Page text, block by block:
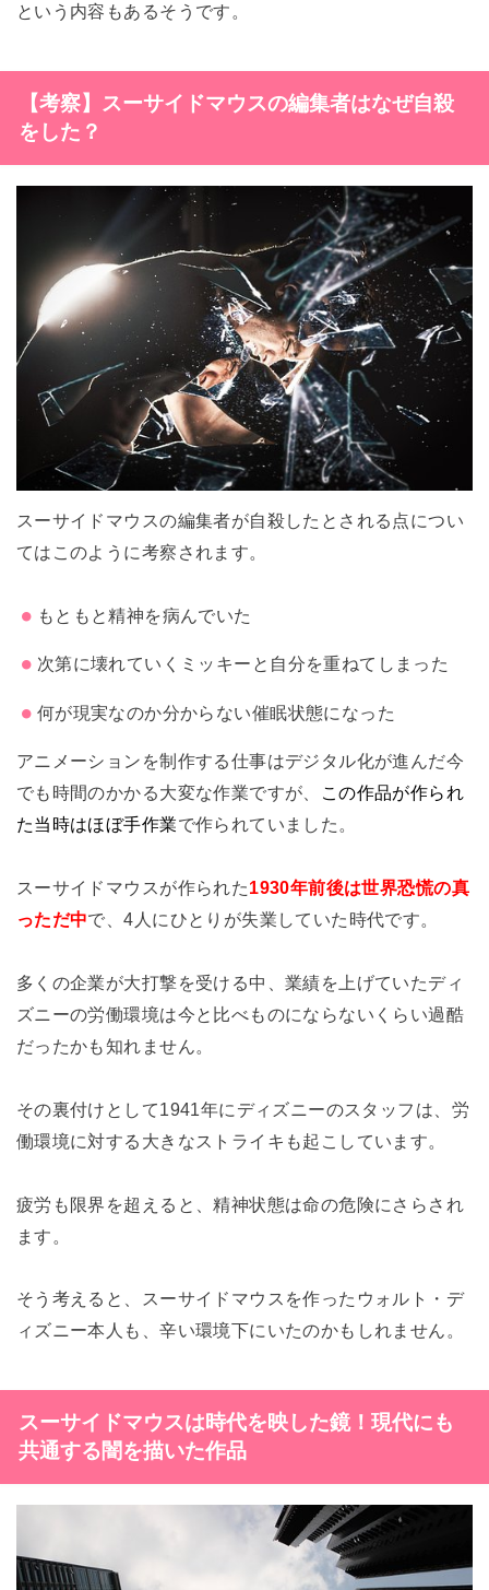
という内容もあるそうです。
【考察】スーサイドマウスの編集者はなぜ自殺
をした？
スーサイドマウスの編集者が自殺したとされる点につい
てはこのように考察されます。
もとも と精神を病んでいた
次第に壊れていくミッキー と自分を重ねてし まった
何が現実なのか分からない催眠状態になった
アニメーションを制作する仕事はデジタル化が進んだ今
でも時間のかかる大変な作業ですが、
この作品が作られ
た当時はほぼ手作業で作られていました。
スーサイドマウスが作られた1930年前後は世界恐慌の真
っただ中で、4人にひとりが失業していた時代です。
多くの企業が大打撃を受ける中、業績を上げていたディ
ズニーの労働環境は今と比べものにならないくらい過酷
だったかも知れません。
その裏付けとして1941年にディズニーのスタッフは、労
働環境に対する大きなストライキも起こしています。
疲労も限界を超えると、精神状態は命の危険にさらされ
ます。
そう考えると、スーサイドマウスを作ったウォルト・デ
ィズニー本人も、辛い環境下にいたのかもしれません。
スーサイドマウスは時代を映した鏡！現代にも
共通する闇を描いた作品